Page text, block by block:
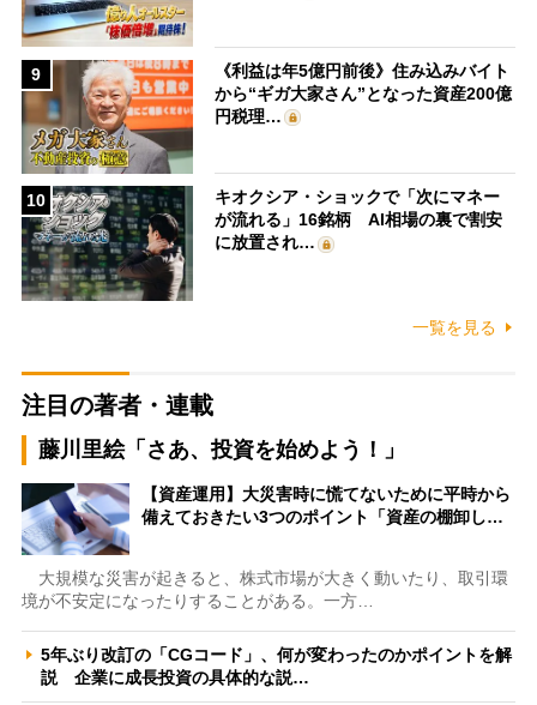
9
《利益は年5億円前後》住み込みバイト
から“ギガ大家さん”となった資産200億
円税理…
10
キオクシア・ショックで「次にマネー
が流れる」16銘柄 AI相場の裏で割安
に放置され…
一覧を見る
注目の著者・連載
藤川里絵「さあ、投資を始めよう！」
【資産運用】大災害時に慌てないために平時から
備えておきたい3つのポイント「資産の棚卸し…
大規模な災害が起きると、株式市場が大きく動いたり、取引環
境が不安定になったりすることがある。一方…
5年ぶり改訂の「CGコード」、何が変わったのかポイントを解
説 企業に成長投資の具体的な説…